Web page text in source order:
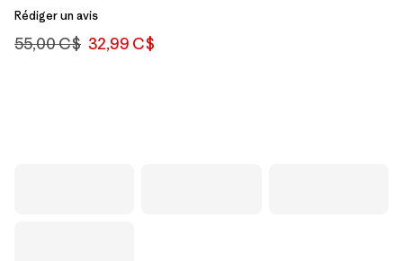
Rédiger un avis
55,00 C$ 32,99 C$